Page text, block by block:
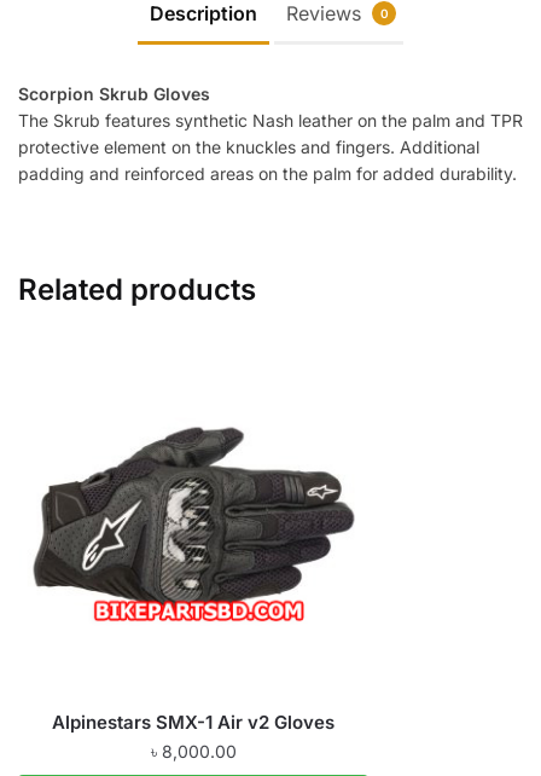
Description Reviews 0
Scorpion Skrub Gloves
The Skrub features synthetic Nash leather on the palm and TPR
protective element on the knuckles and fingers. Additional
padding and reinforced areas on the palm for added durability.
Related products
Alpinestars SMX-1 Air v2 Gloves
৳ 8,000.00